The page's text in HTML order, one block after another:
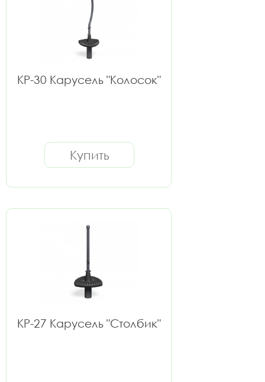
КР-30 Карусель "Колосок"
Купить
КР-27 Карусель "Столбик"